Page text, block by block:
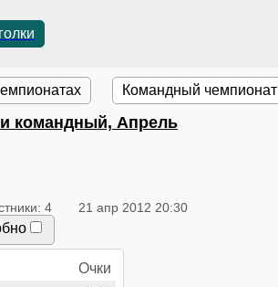
Командный чемпионат
командный, Апрель
4 21 апр 2012 20:30
Очки